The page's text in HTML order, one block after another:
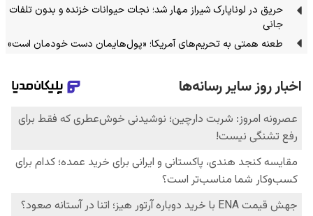
حریق در لوناپارک شیراز مهار شد؛ نجات حیوانات خزنده و بدون تلفات
جانی
طعنه همتی به تحریم‌های آمریکا؛ «پول‌هایمان دست خودمان است»